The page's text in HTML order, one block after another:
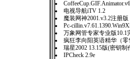
电视导航iTV 1.2
魔装网神2001.v3.2注册版
Pc-
万象网管专家专业版10.1
疯狂李向阳英语精华（零
瑞星2002 13.15版(密钥
IPCheck 2.9e